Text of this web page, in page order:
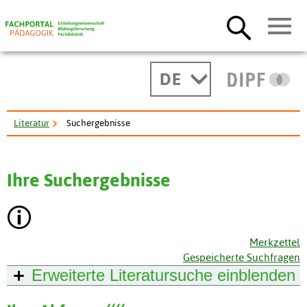
DE
Literatur Suchergebnisse
Ihre Suchergebnisse
Merkzettel
Gespeicherte Suchfragen
Erweiterte Literatursuche einblenden